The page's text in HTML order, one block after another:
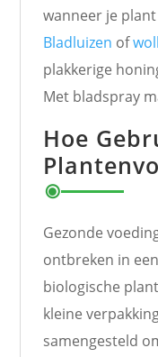
wanneer je
Bladluizen of
plakkerige
Met bladspray
Hoe
Gezonde
ontbreken in
biologische
kleine
samengesteld